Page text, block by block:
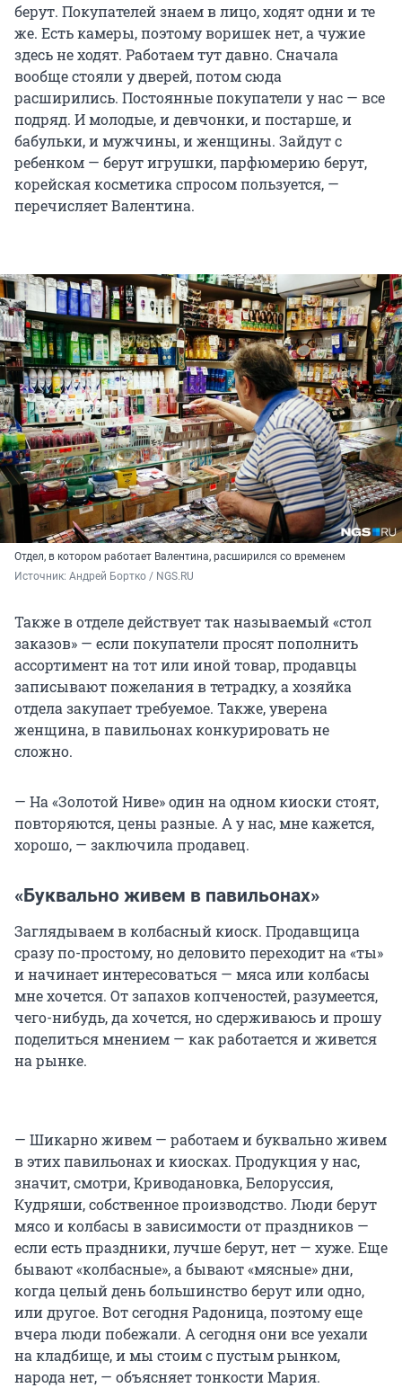
берут. Покупателей знаем в лицо, ходят одни и те
же. Есть камеры, поэтому воришек нет, а чужие
здесь не ходят. Работаем тут давно. Сначала
вообще стояли у дверей, потом сюда
расширились. Постоянные покупатели у нас — все
подряд. И молодые, и девчонки, и постарше, и
бабульки, и мужчины, и женщины. Зайдут с
ребенком — берут игрушки, парфюмерию берут,
корейская косметика спросом пользуется, —
перечисляет Валентина.
Отдел, в котором работает Валентина, расширился со временем
Источник: Андрей Бортко / NGS.RU
Также в отделе действует так называемый «стол
заказов» — если покупатели просят пополнить
ассортимент на тот или иной товар, продавцы
записывают пожелания в тетрадку, а хозяйка
отдела закупает требуемое. Также, уверена
женщина, в павильонах конкурировать не
сложно.
— На «Золотой Ниве» один на одном киоски стоят,
повторяются, цены разные. А у нас, мне кажется,
хорошо, — заключила продавец.
«Буквально живем в павильонах»
Заглядываем в колбасный киоск. Продавщица
сразу по-простому, но деловито переходит на «ты»
и начинает интересоваться — мяса или колбасы
мне хочется. От запахов копченостей, разумеется,
чего-нибудь, да хочется, но сдерживаюсь и прошу
поделиться мнением — как работается и живется
на рынке.
— Шикарно живем — работаем и буквально живем
в этих павильонах и киосках. Продукция у нас,
значит, смотри, Криводановка, Белоруссия,
Кудряши, собственное производство. Люди берут
мясо и колбасы в зависимости от праздников —
если есть праздники, лучше берут, нет — хуже. Еще
бывают «колбасные», а бывают «мясные» дни,
когда целый день большинство берут или одно,
или другое. Вот сегодня Радоница, поэтому еще
вчера люди побежали. А сегодня они все уехали
на кладбище, и мы стоим с пустым рынком,
народа нет, — объясняет тонкости Мария.